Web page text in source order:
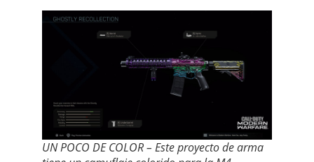
UN POCO DE COLOR – Este proyecto de arma